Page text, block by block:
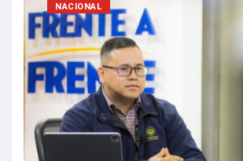
NACIONAL